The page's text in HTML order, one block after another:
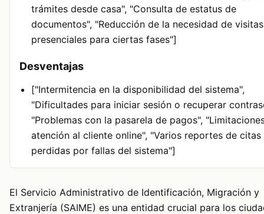
trámites desde casa", "Consulta de estatus de
documentos", "Reducción de la necesidad de visitas
presenciales para ciertas fases"]
Desventajas
["Intermitencia en la disponibilidad del sistema",
"Dificultades para iniciar sesión o recuperar
"Problemas con la pasarela de pagos",
atención al cliente online", "Varios reportes de citas
perdidas por fallas del sistema"]
El Servicio Administrativo de Identificación, Migración y
Extranjería (SAIME) es una entidad crucial para los